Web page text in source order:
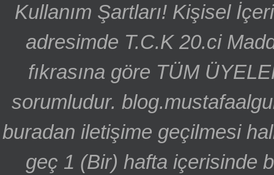
Kullanım Şartları! Kişisel
adresimde T.C.K 20.ci
fıkrasına göre TÜM
sorumludur.
buradan iletişime geçilmesi
geç 1 (Bir) hafta içerisinde